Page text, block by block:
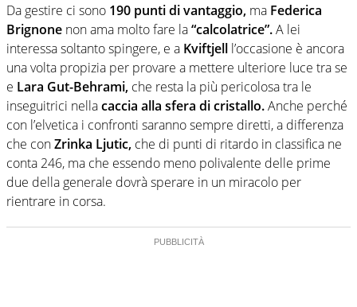
Da gestire ci sono 190 punti di vantaggio, ma Federica
Brignone non ama molto fare la“calcolatrice”.A lei
interessa soltanto spingere, e a Kviftjell l’occasione è ancora
una volta propizia per provare a mettere ulteriore luce tra se
e Lara Gut-Behrami, che resta la più pericolosa tra le
inseguitrici nellacaccia alla sfera di cristallo.Anche perché
con l’elvetica i confronti saranno sempre diretti, a differenza
che conZrinka Ljutic, che di punti di ritardo in classifica ne
conta 246, ma che essendo meno polivalente delle prime
due della generale dovrà sperare in un miracolo per
rientrare in corsa.